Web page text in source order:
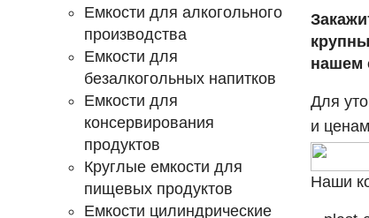
Емкости для алкогольного
производства
Емкости для
безалкогольных напитков
Емкости для
консервирования
продуктов
Круглые емкости для
пищевых продуктов
Емкости цилиндрические
нашем
Для
и
Наши